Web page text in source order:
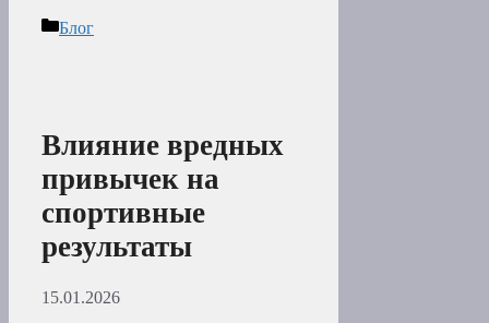
Рубрики
Блог
Влияние вредных
привычек на
спортивные
результаты
15.01.2026